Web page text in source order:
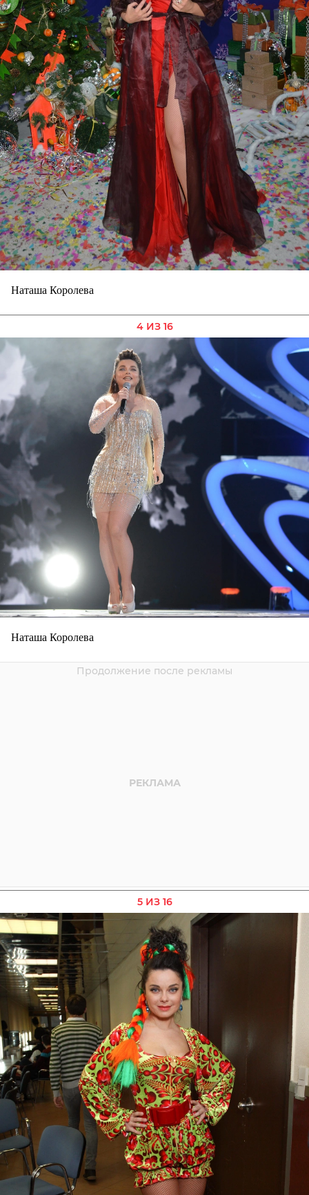
Наташа Королева
4 ИЗ 16
Наташа Королева
5 ИЗ 16